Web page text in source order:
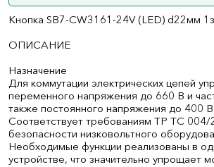
Кнопка SB7-CW3161-24V (LED) d22мм
ОПИСАНИЕ
Назначение
Для коммутации электрических цепей
переменного напряжения до 660 В и
также постоянного напряжения до 400 В.
Соответствует требованиям ТР ТС
безопасности низковольтного
Необходимые функции реализованы в
устройстве, что значительно упрощает